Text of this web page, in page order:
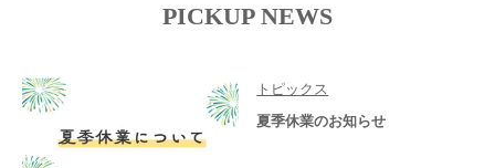
PICKUP NEWS
トピックス
夏季休業のお知らせ